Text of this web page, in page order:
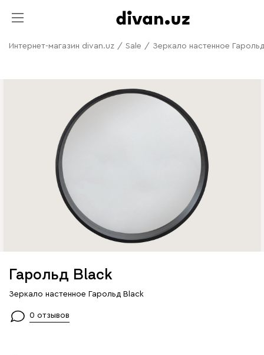
Интернет-магазин divan.uz / Sale / Зеркало настенное
Гарольд Black
Зеркало настенное Гарольд Black
0 отзывов